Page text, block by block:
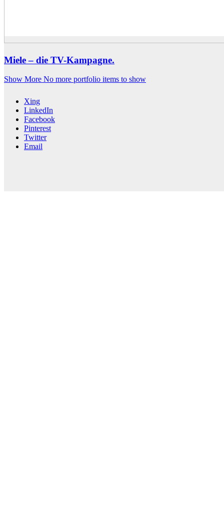
Miele – die TV-Kampagne.
Show More No more portfolio items to show
Xing
LinkedIn
Facebook
Pinterest
Twitter
Email